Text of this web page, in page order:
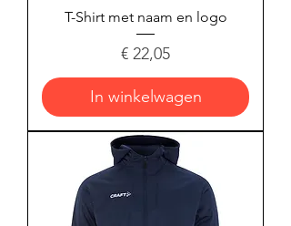
T-Shirt met naam en logo
Prijs
€ 22,05
In winkelwagen